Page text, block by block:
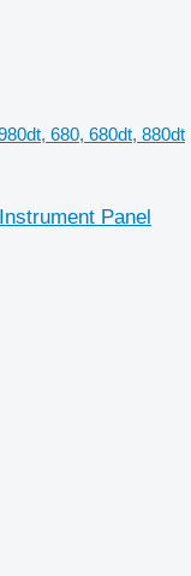
680, 680dt, 880dt
Panel